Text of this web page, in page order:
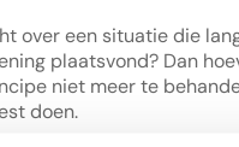
over een situatie die
plaatsvond? Dan
niet meer te
doen.